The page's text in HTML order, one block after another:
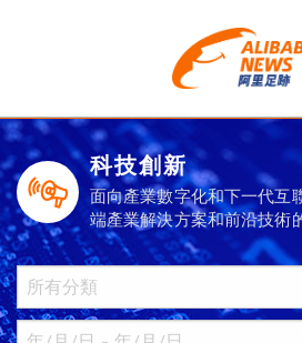
科技創新
面向產業數字化和下一代互
端產業解決方案和前沿技術